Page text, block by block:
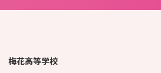
梅花高等学校